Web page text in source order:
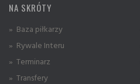
NA SKRÓTY
» Baza piłkarzy
» Rywale Interu
» Terminarz
» Transfery